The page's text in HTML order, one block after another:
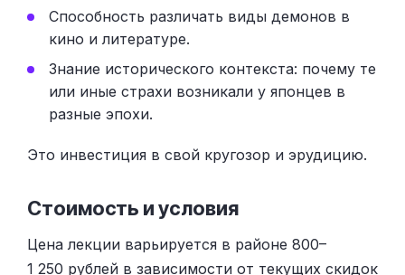
Способность различать виды демонов в
кино и литературе.
Знание исторического контекста: почему те
или иные страхи возникали у японцев в
разные эпохи.
Это инвестиция в свой кругозор и эрудицию.
Стоимость и условия
Цена лекции варьируется в районе 800–
1 250 рублей в зависимости от текущих скидок